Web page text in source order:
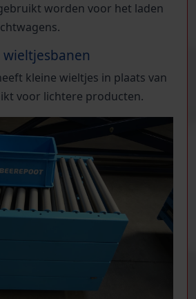
worden voor het laden
kleine wieltjes in plaats van
voor lichtere producten.